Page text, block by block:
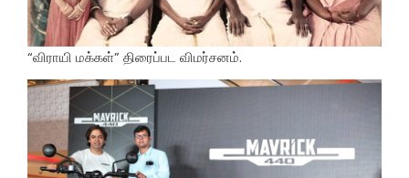
“விராயி மக்கள்” திரைப்பட விமர்சனம்.